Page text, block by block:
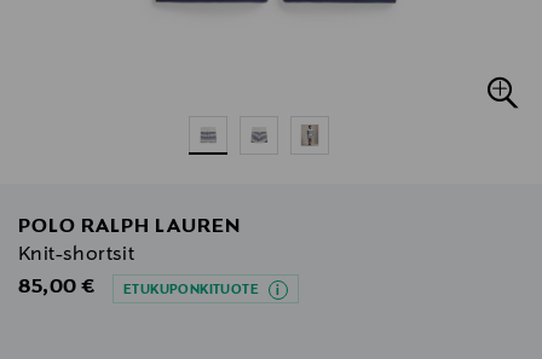
POLO RALPH LAUREN
Knit-shortsit
Original Price
85,00 € ETUKUPONKITUOTE